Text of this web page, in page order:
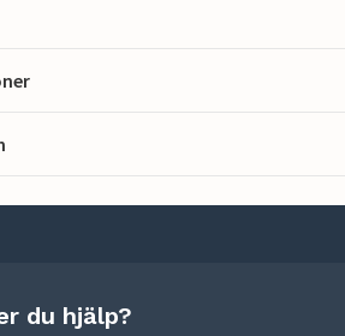
du hjälp?